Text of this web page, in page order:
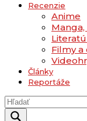
Recenzie
Anime
Filmy a
Články
Reportáže